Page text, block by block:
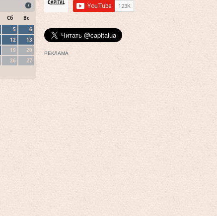
Сб
Вс
5
6
12
13
19
20
26
27
РЕКЛАМА